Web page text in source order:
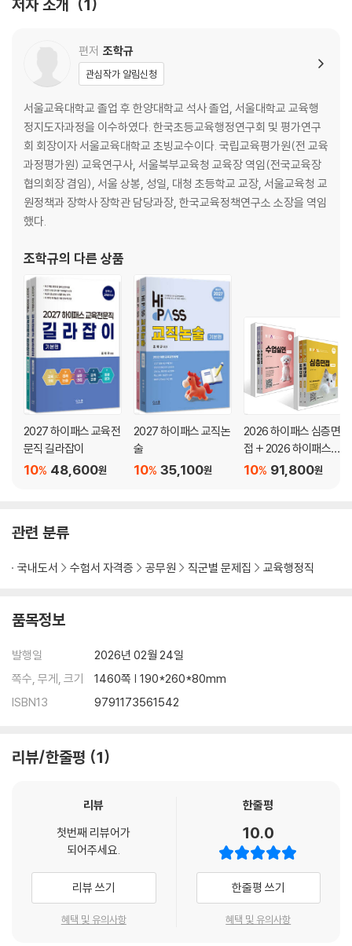
PART 10 대구 75
PART 12 경북432
PART 13 울산499
PART 14 광주527
PART 15 전남581
PART 16 전북618
PART 17 제주651
PART 18 교육부663
PART 19 국립국제교육원723
PART 20 국립특수교육원729
저자 소개 1
편저 조학규
관심작가 알림신청
서울교육대학교 졸업 후 한양대학교 석사 졸업, 서울대학교 교육행
정지도자과정을 이수하였다. 한국초등교육행정연구회 및 평가연구
회 회장이자 서울교육대학교 초빙교수이다. 국립교육평가원(전 교육
과정평가원) 교육연구사, 서울북부교육청 교육장 역임(전국교육장
협의회장 겸임), 서울 상봉, 성일, 대청 초등학교 교장, 서울교육청 교
원정책과 장학사 장학관 담당과장, 한국교육정책연구소 소장을 역임
했다.
조학규의 다른 상품
2027 하이패스 교육전
문직 길라잡이
48,600원
10%
2027 하이패스 교직논
술
35,100원
10%
2026 하이패스 심층면
접 + 2026 하이패스
수업실연 세트
91,800원
10%
관련 분류
국내도서 수험서 자격증 공무원 직군별 문제집 교육행정직
품목정보
발행일
2026년 02월 24일
쪽수, 무게, 크기
1460쪽 | 190*260*80mm
ISBN13
9791173561542
리뷰/한줄평 1
리뷰
첫번째 리뷰어가
되어주세요.
리뷰 쓰기
혜택 및 유의사항
한줄평
10.0
한줄평 쓰기
혜택 및 유의사항